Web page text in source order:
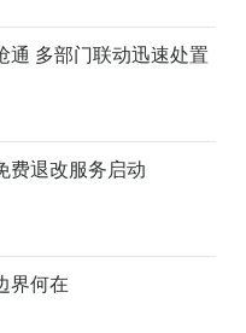
通 多部门联动迅速处置
费退改服务启动
界何在